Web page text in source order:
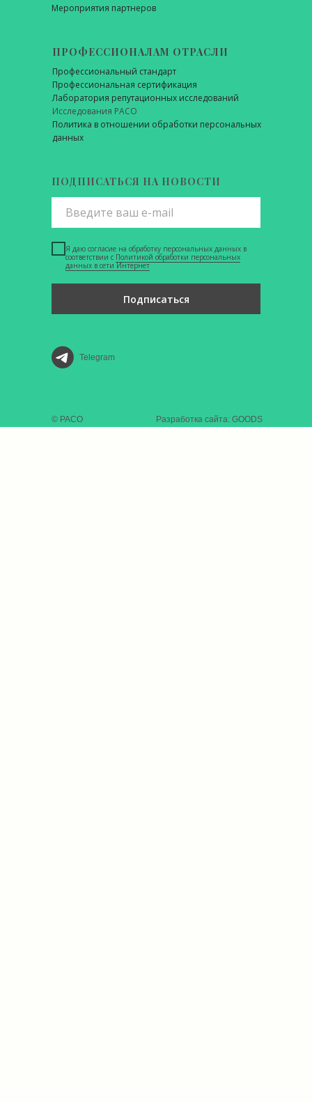
Мероприятия партнеров
ПРОФЕССИОНАЛАМ ОТРАСЛИ
Профессиональный стандарт
Профессиональная сертификация
Лаборатория репутационных исследований
Исследования РАСО
Политика в отношении обработки персональных
данных
© РАСО
Я даю согласие на обработку персональных данных в
соответствии с Политикой обработки персональных
данных в сети Интернет
Подписаться
Telegram
Разработка сайта: GOODS
ПОДПИСАТЬСЯ НА НОВОСТИ